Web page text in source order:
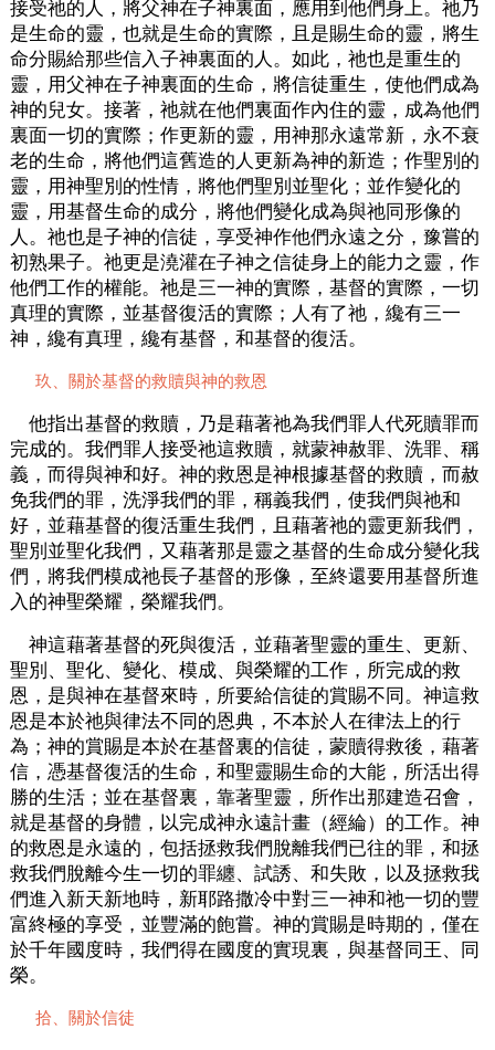
接受祂的人，將父神在子神裏面，應用到他們身上。祂乃
是生命的靈，也就是生命的實際，且是賜生命的靈，將生
命分賜給那些信入子神裏面的人。如此，祂也是重生的
靈，用父神在子神裏面的生命，將信徒重生，使他們成為
神的兒女。接著，祂就在他們裏面作內住的靈，成為他們
裏面一切的實際；作更新的靈，用神那永遠常新，永不衰
老的生命，將他們這舊造的人更新為神的新造；作聖別的
靈，用神聖別的性情，將他們聖別並聖化；並作變化的
靈，用基督生命的成分，將他們變化成為與祂同形像的
人。祂也是子神的信徒，享受神作他們永遠之分，豫嘗的
初熟果子。祂更是澆灌在子神之信徒身上的能力之靈，作
他們工作的權能。祂是三一神的實際，基督的實際，一切
真理的實際，並基督復活的實際；人有了祂，纔有三一
神，纔有真理，纔有基督，和基督的復活。
玖、關於基督的救贖與神的救恩
他指出基督的救贖，乃是藉著祂為我們罪人代死贖罪而
完成的。我們罪人接受祂這救贖，就蒙神赦罪、洗罪、稱
義，而得與神和好。神的救恩是神根據基督的救贖，而赦
免我們的罪，洗淨我們的罪，稱義我們，使我們與祂和
好，並藉基督的復活重生我們，且藉著祂的靈更新我們，
聖別並聖化我們，又藉著那是靈之基督的生命成分變化我
們，將我們模成祂長子基督的形像，至終還要用基督所進
入的神聖榮耀，榮耀我們。
神這藉著基督的死與復活，並藉著聖靈的重生、更新、
聖別、聖化、變化、模成、與榮耀的工作，所完成的救
恩，是與神在基督來時，所要給信徒的賞賜不同。神這救
恩是本於祂與律法不同的恩典，不本於人在律法上的行
為；神的賞賜是本於在基督裏的信徒，蒙贖得救後，藉著
信，憑基督復活的生命，和聖靈賜生命的大能，所活出得
勝的生活；並在基督裏，靠著聖靈，所作出那建造召會，
就是基督的身體，以完成神永遠計畫（經綸）的工作。神
的救恩是永遠的，包括拯救我們脫離我們已往的罪，和拯
救我們脫離今生一切的罪纏、試誘、和失敗，以及拯救我
們進入新天新地時，新耶路撒冷中對三一神和祂一切的豐
富終極的享受，並豐滿的飽嘗。神的賞賜是時期的，僅在
於千年國度時，我們得在國度的實現裏，與基督同王、同
榮。
拾、關於信徒